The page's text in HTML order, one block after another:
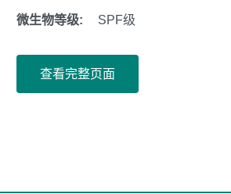
微生物等级: SPF级
查看完整页面